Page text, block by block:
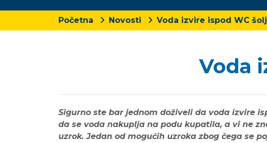
Početna Novosti Voda izvire ispod WC
Voda
Sigurno ste bar jednom doživeli da voda izvire
da se voda nakuplja na podu kupatila, a vi ne
uzrok. Jedan od mogućih uzroka zbog čega se